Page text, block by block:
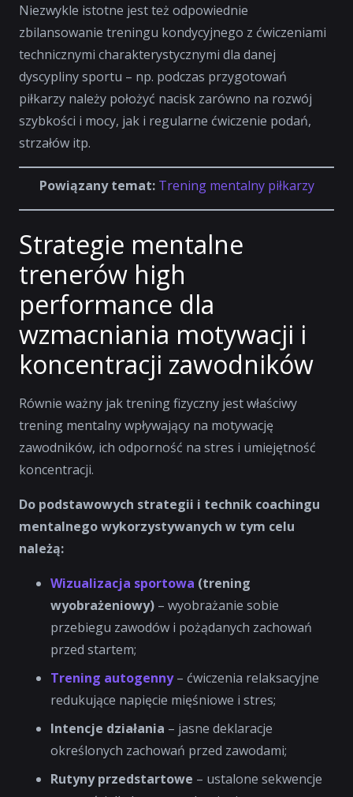
Niezwykle istotne jest też odpowiednie
zbilansowanie treningu kondycyjnego z ćwiczeniami
technicznymi charakterystycznymi dla danej
dyscypliny sportu – np. podczas przygotowań
piłkarzy należy położyć nacisk zarówno na rozwój
szybkości i mocy, jak i regularne ćwiczenie podań,
strzałów itp.
Powiązany temat: Trening mentalny piłkarzy
Strategie mentalne
trenerów high
performance dla
wzmacniania motywacji i
koncentracji zawodników
Równie ważny jak trening fizyczny jest właściwy
trening mentalny wpływający na motywację
zawodników, ich odporność na stres i umiejętność
koncentracji.
Do podstawowych strategii i technik coachingu
mentalnego wykorzystywanych w tym celu
należą:
Wizualizacja sportowa (trening
wyobrażeniowy) – wyobrażanie sobie
przebiegu zawodów i pożądanych zachowań
przed startem;
Trening autogenny– ćwiczenia relaksacyjne
redukujące napięcie mięśniowe i stres;
Intencje działania – jasne deklaracje
określonych zachowań przed zawodami;
Rutyny przedstartowe – ustalone sekwencje